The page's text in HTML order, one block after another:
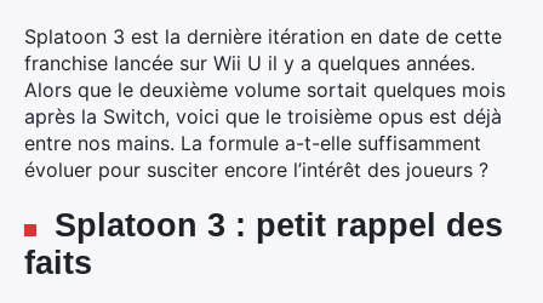
Splatoon 3 est la dernière itération en date de cette
franchise lancée sur Wii U il y a quelques années.
Alors que le deuxième volume sortait quelques mois
après la Switch, voici que le troisième opus est déjà
entre nos mains. La formule a-t-elle suffisamment
évoluer pour susciter encore l’intérêt des joueurs ?
Splatoon 3 : petit rappel des
faits